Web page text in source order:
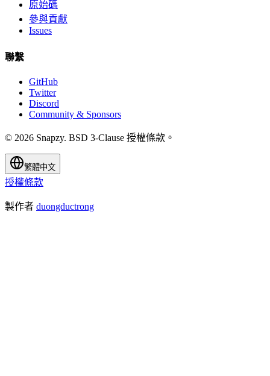
原始碼
參與貢獻
Issues
聯繫
GitHub
Twitter
Discord
Community & Sponsors
© 2026 Snapzy. BSD 3-Clause 授權條款。
繁體中文
授權條款
製作者 duongductrong